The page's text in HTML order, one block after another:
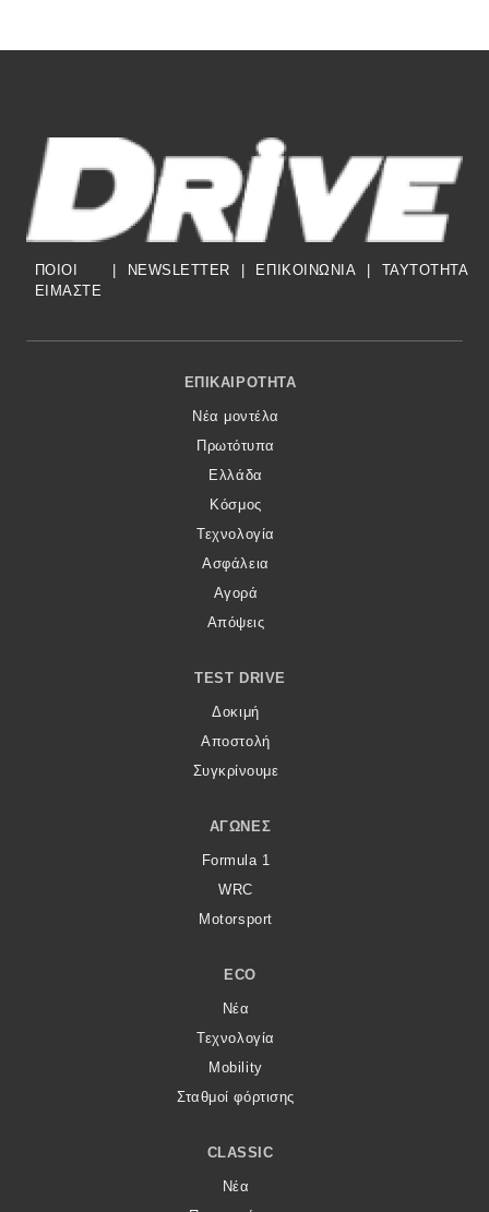
ΠΟΙΟΙ
ΕΙΜΑΣΤΕ
| NEWSLETTER | ΕΠΙΚΟΙΝΩΝΙΑ | TAYTOTHTA
Footer Menu
ΕΠΙΚΑΙΡΌΤΗΤΑ
Νέα μοντέλα
Πρωτότυπα
Ελλάδα
Κόσμος
Τεχνολογία
Ασφάλεια
Αγορά
Απόψεις
TEST DRIVE
Δοκιμή
Αποστολή
Συγκρίνουμε
ΑΓΏΝΕΣ
Formula 1
WRC
Motorsport
ECO
Νέα
Τεχνολογία
Mobility
Σταθμοί φόρτισης
CLASSIC
Νέα